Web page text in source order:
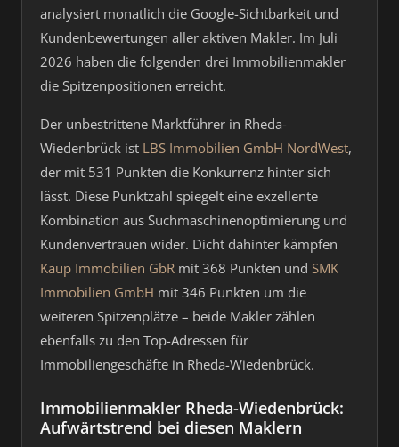
analysiert monatlich die Google-Sichtbarkeit und
Kundenbewertungen aller aktiven Makler. Im Juli
2026 haben die folgenden drei Immobilienmakler
die Spitzenpositionen erreicht.
Der unbestrittene Marktführer in Rheda-
Wiedenbrück ist LBS Immobilien GmbH NordWest,
der mit 531 Punkten die Konkurrenz hinter sich
lässt. Diese Punktzahl spiegelt eine exzellente
Kombination aus Suchmaschinenoptimierung und
Kundenvertrauen wider. Dicht dahinter kämpfen
Kaup Immobilien GbR mit 368 Punkten und SMK
Immobilien GmbH mit 346 Punkten um die
weiteren Spitzenplätze – beide Makler zählen
ebenfalls zu den Top-Adressen für
Immobiliengeschäfte in Rheda-Wiedenbrück.
Immobilienmakler Rheda-Wiedenbrück:
Aufwärtstrend bei diesen Maklern